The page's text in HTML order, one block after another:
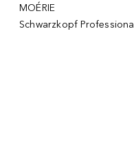
MOÉRIE
Schwarzkopf Professional